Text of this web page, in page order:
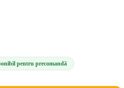
pentru precomandă